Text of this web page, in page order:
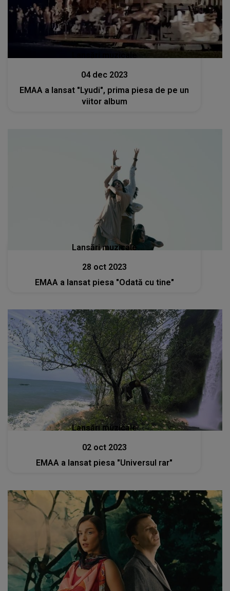
04 dec 2023
EMAA a lansat "Lyudi", prima piesa de pe un
viitor album
Lansări muzicale
28 oct 2023
EMAA a lansat piesa "Odată cu tine"
Lansări muzicale
02 oct 2023
EMAA a lansat piesa "Universul rar"